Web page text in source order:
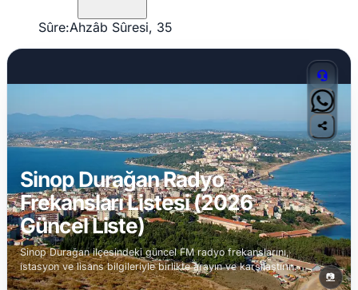
Sûre:Ahzâb Sûresi, 35
📷
Sinop Durağan Radyo
Frekansları Listesi (2026
Güncel Liste)
Sinop Durağan ilçesindeki güncel FM radyo frekanslarını,
istasyon ve lisans bilgileriyle birlikte arayın ve karşılaştırın.